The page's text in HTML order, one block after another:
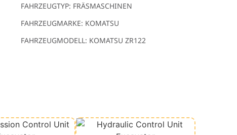
FAHRZEUGTYP: FRÄSMASCHINEN
FAHRZEUGMARKE: KOMATSU
FAHRZEUGMODELL: KOMATSU ZR122